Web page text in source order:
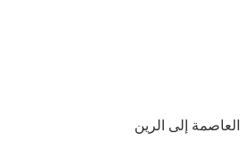
إلى الرين